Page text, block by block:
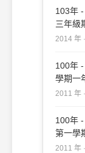
103年
三年級
2014 年
100年
學期一
#24507
2011 年
100年
第一學
2011 年